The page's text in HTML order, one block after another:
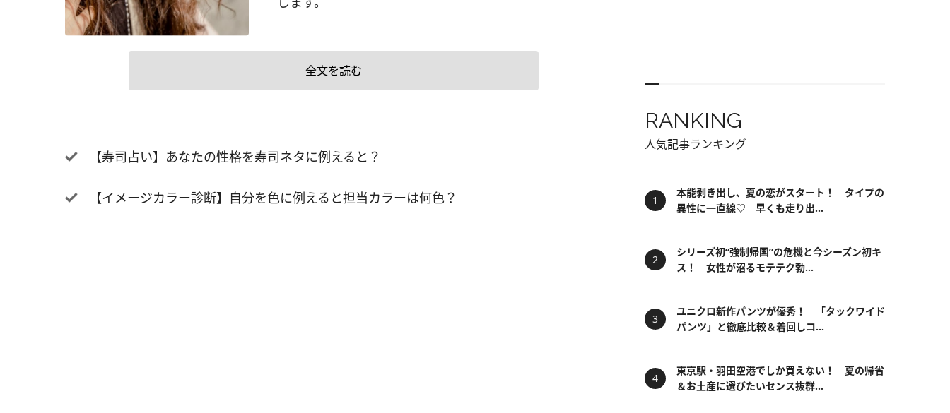
全文を読む
【寿司占い】あなたの性格を寿司ネタに例えると？
【イメージカラー診断】自分を色に例えると担当カラーは何色？
RANKING
人気記事ランキング
本能剥き出し、夏の恋がスタート！ タイプの
異性に一直線♡ 早くも走り出...
シリーズ初“強制帰国”の危機と今シーズン初キ
ス！ 女性が沼るモテテク勃...
ユニクロ新作パンツが優秀！ 「タックワイド
パンツ」と徹底比較＆着回しコ...
東京駅・羽田空港でしか買えない！ 夏の帰省
＆お土産に選びたいセンス抜群...